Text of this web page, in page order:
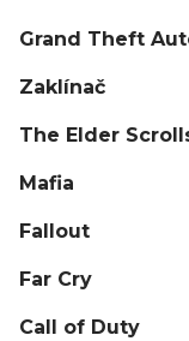
Grand Theft
Zaklínač
The Elder
Mafia
Fallout
Far Cry
Call of Duty